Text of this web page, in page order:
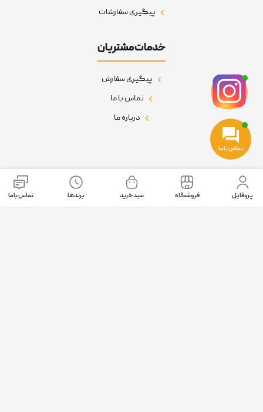
پیگیری سفارشات
خدمات مشتریان
پیگیری سفارش
تماس با ما
درباره ما
نمادهای اعتماد
پروفایل فروشگاه سبد خرید برندها تماس باما
تماس با ما